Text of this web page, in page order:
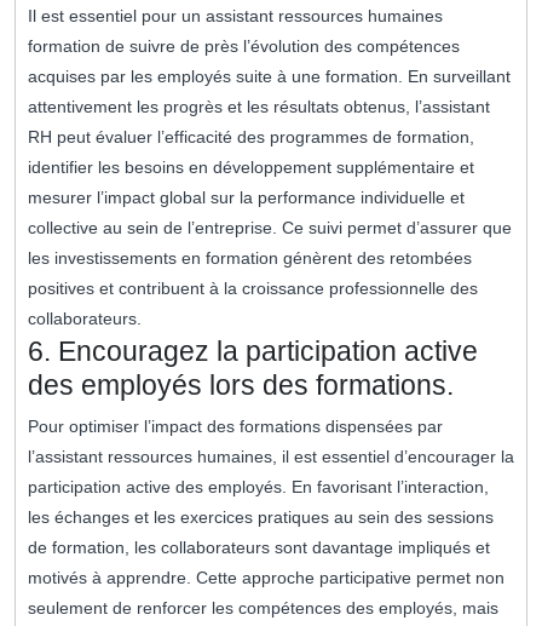
Il est essentiel pour un assistant ressources humaines
formation de suivre de près l’évolution des compétences
acquises par les employés suite à une formation. En surveillant
attentivement les progrès et les résultats obtenus, l’assistant
RH peut évaluer l’efficacité des programmes de formation,
identifier les besoins en développement supplémentaire et
mesurer l’impact global sur la performance individuelle et
collective au sein de l’entreprise. Ce suivi permet d’assurer que
les investissements en formation génèrent des retombées
positives et contribuent à la croissance professionnelle des
collaborateurs.
6. Encouragez la participation active
des employés lors des formations.
Pour optimiser l’impact des formations dispensées par
l’assistant ressources humaines, il est essentiel d’encourager la
participation active des employés. En favorisant l’interaction,
les échanges et les exercices pratiques au sein des sessions
de formation, les collaborateurs sont davantage impliqués et
motivés à apprendre. Cette approche participative permet non
seulement de renforcer les compétences des employés, mais